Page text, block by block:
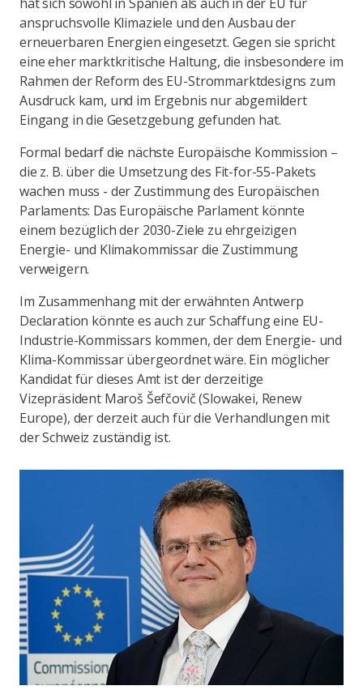
anspruchsvolle Klimaziele und den Ausbau der
erneuerbaren Energien eingesetzt. Gegen sie spricht
eine eher marktkritische Haltung, die insbesondere im
Rahmen der Reform des EU-Strommarktdesigns zum
Ausdruck kam, und im Ergebnis nur abgemildert
Eingang in die Gesetzgebung gefunden hat.
Formal bedarf die nächste Europäische Kommission –
die z. B. über die Umsetzung des Fit-for-55-Pakets
wachen muss - der Zustimmung des Europäischen
Parlaments: Das Europäische Parlament könnte
einem bezüglich der 2030-Ziele zu ehrgeizigen
Energie- und Klimakommissar die Zustimmung
verweigern.
Im Zusammenhang mit der erwähnten Antwerp
Declaration könnte es auch zur Schaffung eine EU-
Industrie-Kommissars kommen, der dem Energie- und
Klima-Kommissar übergeordnet wäre. Ein möglicher
Kandidat für dieses Amt ist der derzeitige
Vizepräsident Maroš Šefčovič (Slowakei, Renew
Europe), der derzeit auch für die Verhandlungen mit
der Schweiz zuständig ist.